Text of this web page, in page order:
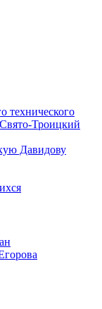
технического
Троицкий
Давидову